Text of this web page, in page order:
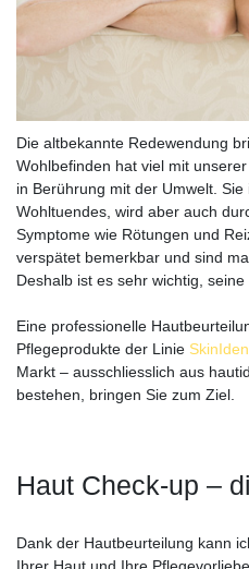
Die altbekannte Redewendung
Wohlbefinden hat viel mit
in Berührung mit der Umwelt.
Wohltuendes, wird aber auch
Symptome wie Rötungen und
verspätet bemerkbar und sind
Deshalb ist es sehr wichtig,
Eine professionelle
Pflegeprodukte der Linie
Markt – ausschliesslich aus
bestehen, bringen Sie zum Ziel.
Haut Check-up –
Dank der Hautbeurteilung kann